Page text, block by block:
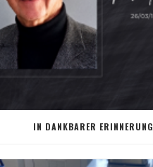
IN DANKBARER ERINNERUNG